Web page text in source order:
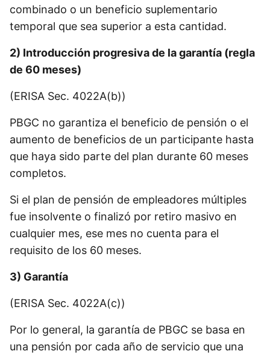
combinado o un beneficio suplementario
temporal que sea superior a esta cantidad.
2) Introducción progresiva de la garantía (regla
de 60 meses)
(ERISA Sec. 4022A(b))
PBGC no garantiza el beneficio de pensión o el
aumento de beneficios de un participante hasta
que haya sido parte del plan durante 60 meses
completos.
Si el plan de pensión de empleadores múltiples
fue insolvente o finalizó por retiro masivo en
cualquier mes, ese mes no cuenta para el
requisito de los 60 meses.
3) Garantía
(ERISA Sec. 4022A(c))
Por lo general, la garantía de PBGC se basa en
una pensión por cada año de servicio que una